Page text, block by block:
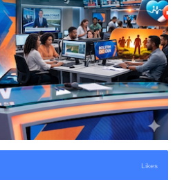
Likes